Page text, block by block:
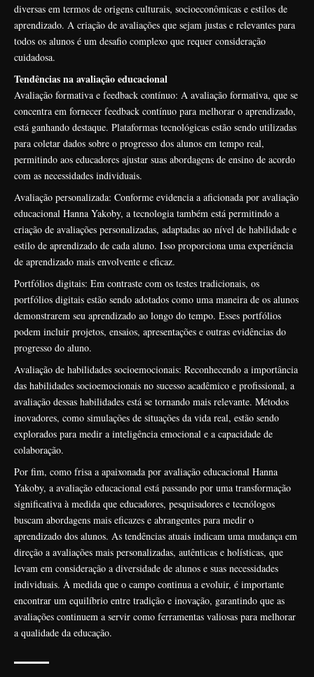
diversas em termos de origens culturais, socioeconômicas e estilos de
aprendizado. A criação de avaliações que sejam justas e relevantes para
todos os alunos é um desafio complexo que requer consideração
cuidadosa.
Tendências na avaliação educacional
Avaliação formativa e feedback contínuo: A avaliação formativa, que se
concentra em fornecer feedback contínuo para melhorar o aprendizado,
está ganhando destaque. Plataformas tecnológicas estão sendo utilizadas
para coletar dados sobre o progresso dos alunos em tempo real,
permitindo aos educadores ajustar suas abordagens de ensino de acordo
com as necessidades individuais.
Avaliação personalizada: Conforme evidencia a aficionada por avaliação
educacional Hanna Yakoby, a tecnologia também está permitindo a
criação de avaliações personalizadas, adaptadas ao nível de habilidade e
estilo de aprendizado de cada aluno. Isso proporciona uma experiência
de aprendizado mais envolvente e eficaz.
Portfólios digitais: Em contraste com os testes tradicionais, os
portfólios digitais estão sendo adotados como uma maneira de os alunos
demonstrarem seu aprendizado ao longo do tempo. Esses portfólios
podem incluir projetos, ensaios, apresentações e outras evidências do
progresso do aluno.
Avaliação de habilidades socioemocionais: Reconhecendo a importância
das habilidades socioemocionais no sucesso acadêmico e profissional, a
avaliação dessas habilidades está se tornando mais relevante. Métodos
inovadores, como simulações de situações da vida real, estão sendo
explorados para medir a inteligência emocional e a capacidade de
colaboração.
Por fim, como frisa a apaixonada por avaliação educacional Hanna
Yakoby, a avaliação educacional está passando por uma transformação
significativa à medida que educadores, pesquisadores e tecnólogos
buscam abordagens mais eficazes e abrangentes para medir o
aprendizado dos alunos. As tendências atuais indicam uma mudança em
direção a avaliações mais personalizadas, autênticas e holísticas, que
levam em consideração a diversidade de alunos e suas necessidades
individuais. À medida que o campo continua a evoluir, é importante
encontrar um equilíbrio entre tradição e inovação, garantindo que as
avaliações continuem a servir como ferramentas valiosas para melhorar
a qualidade da educação.